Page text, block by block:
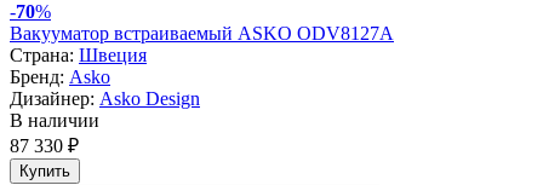
-70%
Вакууматор встраиваемый ASKO ODV8127A
Страна: Швеция
Бренд: Asko
Дизайнер: Asko Design
В наличии
87 330 ₽
Купить